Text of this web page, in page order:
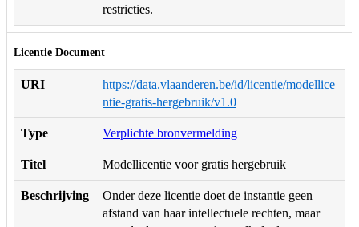
restricties.
Licentie Document
URI
https://data.vlaanderen.be/id/licentie/modellice
ntie-gratis-hergebruik/v1.0
Type Verplichte bronvermelding
Titel Modellicentie voor gratis hergebruik
Beschrijving
Onder deze licentie doet de instantie geen
afstand van haar intellectuele rechten, maar